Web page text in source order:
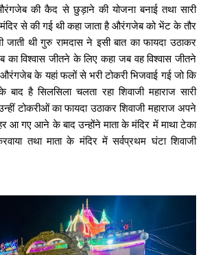
की कैद से छुड़ाने की योजना बनाई तथा सारी
मंदिर से की गई थी कहा जाता है औरंगजेब को भेंट के तौर
जाती थी गुरु रामदास ने इसी बात का फायदा उठाकर
विश्वास जीतने के लिए कहा जब वह विश्वास जीतने
के यहां फलों से भरी टोकरी भिजवाई गई जो कि
है सिलसिला चलता रहा शिवाजी महाराज सारी
टोकरीओं का फायदा उठाकर शिवाजी महाराज अपने
आ गए आने के बाद उन्होंने माता के मंदिर में माथा टेका
तथा माता के मंदिर में सर्वप्रथम घंटा शिवाजी